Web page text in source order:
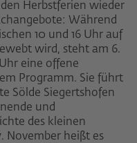
Herbstferien wieder
Während
10 und 16 Uhr auf
wird, steht am 6.
eine offene
Programm. Sie führt
Sölde Siegertshofen
und
des kleinen
November heißt es